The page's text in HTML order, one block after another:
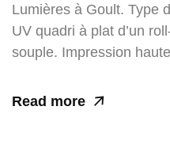
Lumières à Goult. Type
UV quadri à plat d’un
souple. Impression
Read more